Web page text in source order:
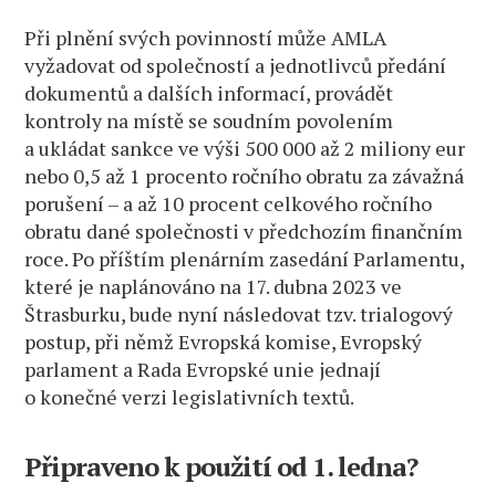
Při plnění svých povinností může AMLA
vyžadovat od společností a jednotlivců předání
dokumentů a dalších informací, provádět
kontroly na místě se soudním povolením
a ukládat sankce ve výši 500 000 až 2 miliony eur
nebo 0,5 až 1 procento ročního obratu za závažná
porušení – a až 10 procent celkového ročního
obratu dané společnosti v předchozím finančním
roce. Po příštím plenárním zasedání Parlamentu,
které je naplánováno na 17. dubna 2023 ve
Štrasburku, bude nyní následovat tzv. trialogový
postup, při němž Evropská komise, Evropský
parlament a Rada Evropské unie jednají
o konečné verzi legislativních textů.
Připraveno k použití od 1. ledna?